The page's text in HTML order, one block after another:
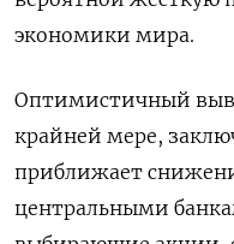
экономики мира.
Оптимистичный
крайней мере,
приближает
центральными